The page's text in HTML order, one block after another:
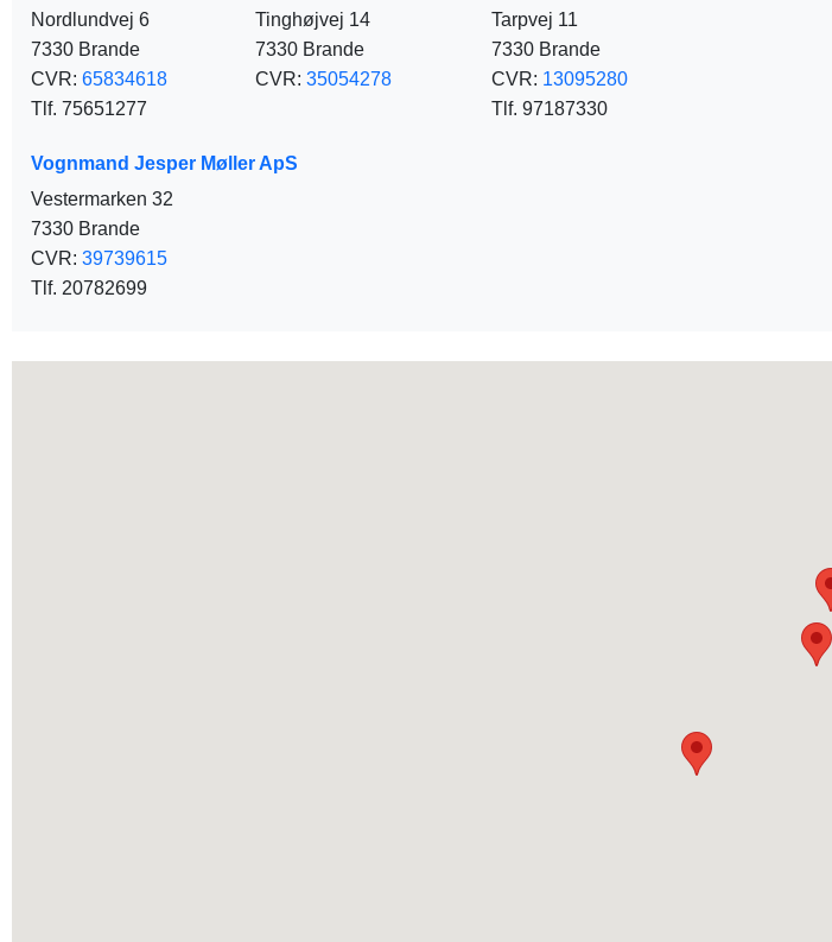
Nordlundvej 6
7330 Brande
CVR: 65834618
Tlf. 75651277
Tinghøjvej 14
7330 Brande
CVR: 35054278
Tarpvej 11
7330 Brande
CVR: 13095280
Tlf. 97187330
Vognmand Jesper Møller ApS
Vestermarken 32
7330 Brande
CVR: 39739615
Tlf. 20782699